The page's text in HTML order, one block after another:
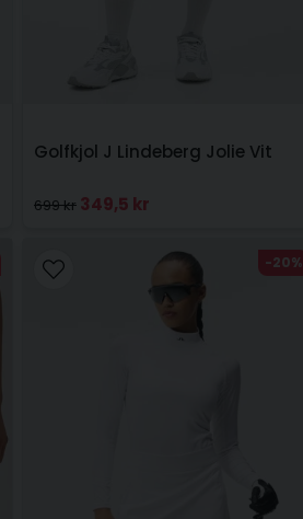
Golfkjol J Lindeberg Jolie Vit
699 kr 349,5 kr
-20%